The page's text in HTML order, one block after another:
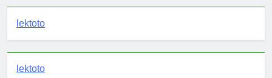
lektoto
lektoto